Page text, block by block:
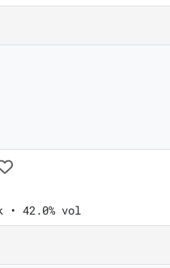
• 42.0% vol